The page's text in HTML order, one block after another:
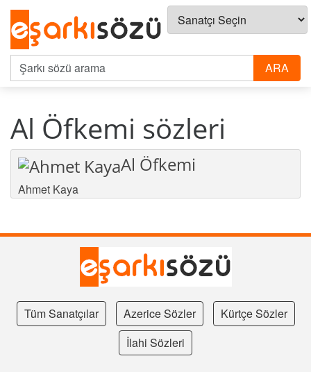
Al Öfkemi sözleri
Al Öfkemi
Ahmet Kaya
Tüm Sanatçılar Azerice Sözler
Kürtçe Sözler
İlahi Sözleri